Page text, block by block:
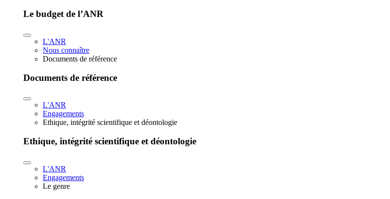
Le budget de l’ANR
L'ANR
Nous connaître
Documents de référence
Documents de référence
L'ANR
Engagements
Ethique, intégrité scientifique et déontologie
Ethique, intégrité scientifique et déontologie
L'ANR
Engagements
Le genre